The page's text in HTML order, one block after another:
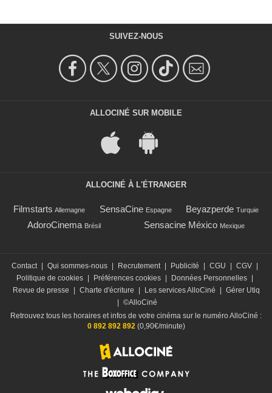
SUIVEZ-NOUS
ALLOCINÉ SUR MOBILE
ALLOCINÉ À L'ÉTRANGER
Filmstarts Allemagne SensaCine Espagne Beyazperde Turquie
AdoroCinema Brésil Sensacine México Mexique
Contact Qui sommes-nous Recrutement Publicité CGU CGV
Politique de cookies
Préférences cookies Données Personnelles
Revue de presse
Charte d'écriture Les services AlloCiné
Gérer Utiq
©AlloCiné
Retrouvez tous les horaires et infos de votre cinéma sur le numéro AlloCiné :
0 892 892 892(0,90€/minute)